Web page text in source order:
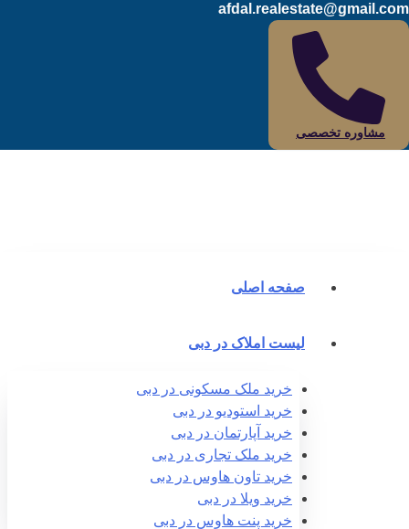
مشاوره تخصصی
صفحه اصلی
لیست املاک در دبی
خرید ملک مسکونی در دبی
خرید استودیو در دبی
خرید آپارتمان در دبی
خرید ملک تجاری در دبی
خرید تاون هاوس در دبی
خرید ویلا در دبی
خرید پنت هاوس در دبی